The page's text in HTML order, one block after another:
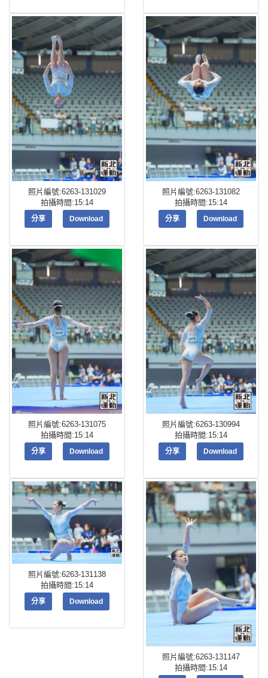
照片編號:6263-131029
拍攝時間:15:14
分享 Download
照片編號:6263-131082
拍攝時間:15:14
分享 Download
照片編號:6263-131075
拍攝時間:15:14
分享 Download
照片編號:6263-130994
拍攝時間:15:14
分享 Download
照片編號:6263-131138
拍攝時間:15:14
分享 Download
照片編號:6263-131147
拍攝時間:15:14